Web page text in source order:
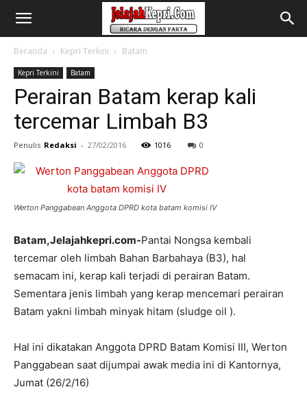
Beranda Kepri Terkini Batam
Kepri Terkini Batam
Perairan Batam kerap kali
tercemar Limbah B3
Penulis Redaksi - 27/02/2016 1016 0
Werton Panggabean Anggota DPRD kota batam komisi IV
Batam,Jelajahkepri.com-Pantai Nongsa kembali
tercemar oleh limbah Bahan Barbahaya (B3), hal
semacam ini, kerap kali terjadi di perairan Batam.
Sementara jenis limbah yang kerap mencemari perairan
Batam yakni limbah minyak hitam (sludge oil ).
Hal ini dikatakan Anggota DPRD Batam Komisi III, Werton
Panggabean saat dijumpai awak media ini di Kantornya,
Jumat (26/2/16)